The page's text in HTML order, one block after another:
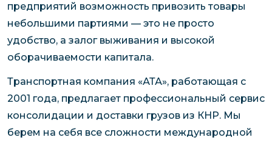
предприятий возможность привозить товары
небольшими партиями — это не просто
удобство, а залог выживания и высокой
оборачиваемости капитала.
Транспортная компания «АТА», работающая с
2001 года, предлагает профессиональный сервис
консолидации и доставки грузов из КНР. Мы
берем на себя все сложности международной